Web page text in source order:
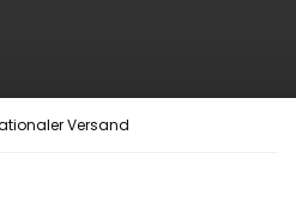
Versand